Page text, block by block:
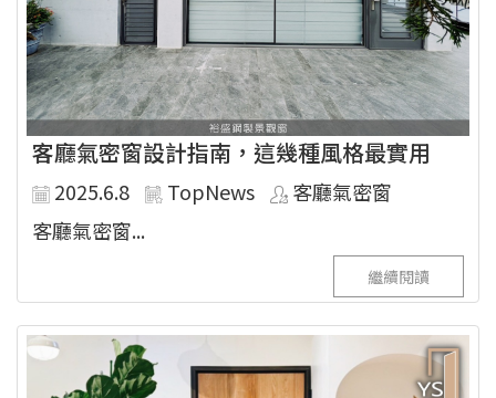
客廳氣密窗設計指南，這幾種風格最實用
2025.6.8 TopNews
客廳氣密窗
客廳氣密窗...
繼續閱讀